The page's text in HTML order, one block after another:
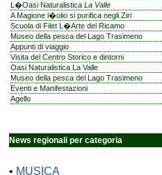
L�Oasi NaturalisticaLa Valle
A Magione l�olio si purifica negli Ziri
Scuola di Filet L�Arte del Ricamo
Museo della pesca del Lago Trasimeno
Appunti di viaggio
Visita del Centro Storico e dintorni
Oasi Naturalistica La Valle
Museo della pesca del Lago Trasimeno
Eventi e Manifestazioni
Agello
News regionali per categoria
• MUSICA